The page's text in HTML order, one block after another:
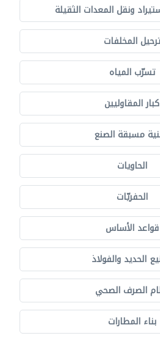
ونقل المعدات الثقيلة
ترحيل المخلفات
تسرّب المياه
كبار المقاوليين
مسبقة الصنع
الحاويات
الحفريّات
قواعد الأساس
الحديد والفولاذ
الصرف الصحي
بناء المطارات